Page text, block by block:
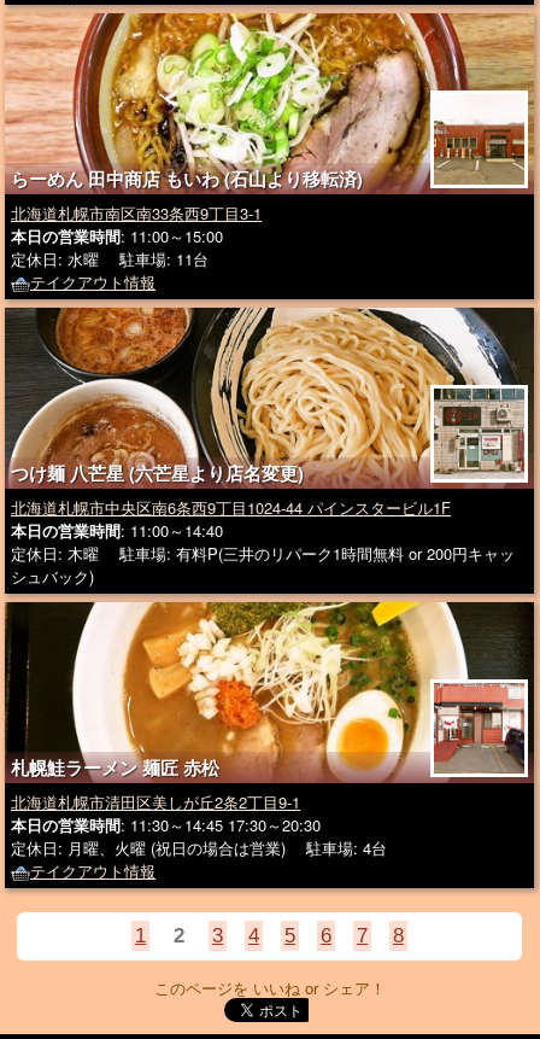
らーめん 田中商店 もいわ (石山より移転済)
北海道札幌市南区南33条西9丁目3-1
本日の営業時間: 11:00～15:00
定休日: 水曜 駐車場: 11台
テイクアウト情報
つけ麺 八芒星 (六芒星より店名変更)
北海道札幌市中央区南6条西9丁目1024-44 パインスタービル1F
本日の営業時間: 11:00～14:40
定休日: 木曜 駐車場: 有料P(三井のリパーク1時間無料 or 200円キャッ
シュバック)
札幌鮭ラーメン 麺匠 赤松
北海道札幌市清田区美しが丘2条2丁目9-1
本日の営業時間: 11:30～14:45 17:30～20:30
定休日: 月曜、火曜 (祝日の場合は営業) 駐車場: 4台
テイクアウト情報
1 2 3 4 5 6 7 8
このページを いいね or シェア！